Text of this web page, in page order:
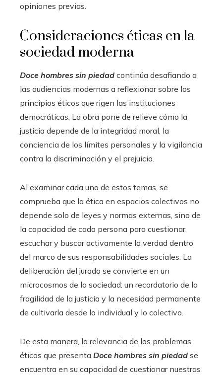
opiniones previas.
Consideraciones éticas en la
sociedad moderna
Doce hombres sin piedad continúa desafiando a
las audiencias modernas a reflexionar sobre los
principios éticos que rigen las instituciones
democráticas. La obra pone de relieve cómo la
justicia depende de la integridad moral, la
conciencia de los límites personales y la vigilancia
contra la discriminación y el prejuicio.
Al examinar cada uno de estos temas, se
comprueba que la ética en espacios colectivos no
depende solo de leyes y normas externas, sino de
la capacidad de cada persona para cuestionar,
escuchar y buscar activamente la verdad dentro
del marco de sus responsabilidades sociales. La
deliberación del jurado se convierte en un
microcosmos de la sociedad: un recordatorio de la
fragilidad de la justicia y la necesidad permanente
de cultivarla desde lo individual y lo colectivo.
De esta manera, la relevancia de los problemas
éticos que presenta Doce hombres sin piedad se
encuentra en su capacidad de cuestionar nuestras